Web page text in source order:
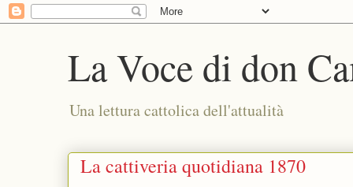
La Voce di don
Una lettura cattolica dell'attualità
La cattiveria quotidiana 1870